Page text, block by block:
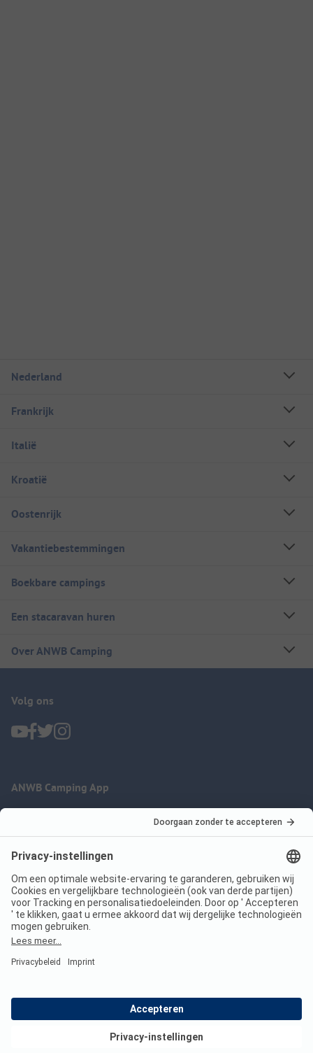
Nederland
Frankrijk
Italië
Kroatië
Oostenrijk
Vakantiebestemmingen
Boekbare campings
Een stacaravan huren
Over ANWB Camping
Volg ons
ANWB Camping App
Imprint
Jouw privacy
Voorwaarden
Wet digitale diensten